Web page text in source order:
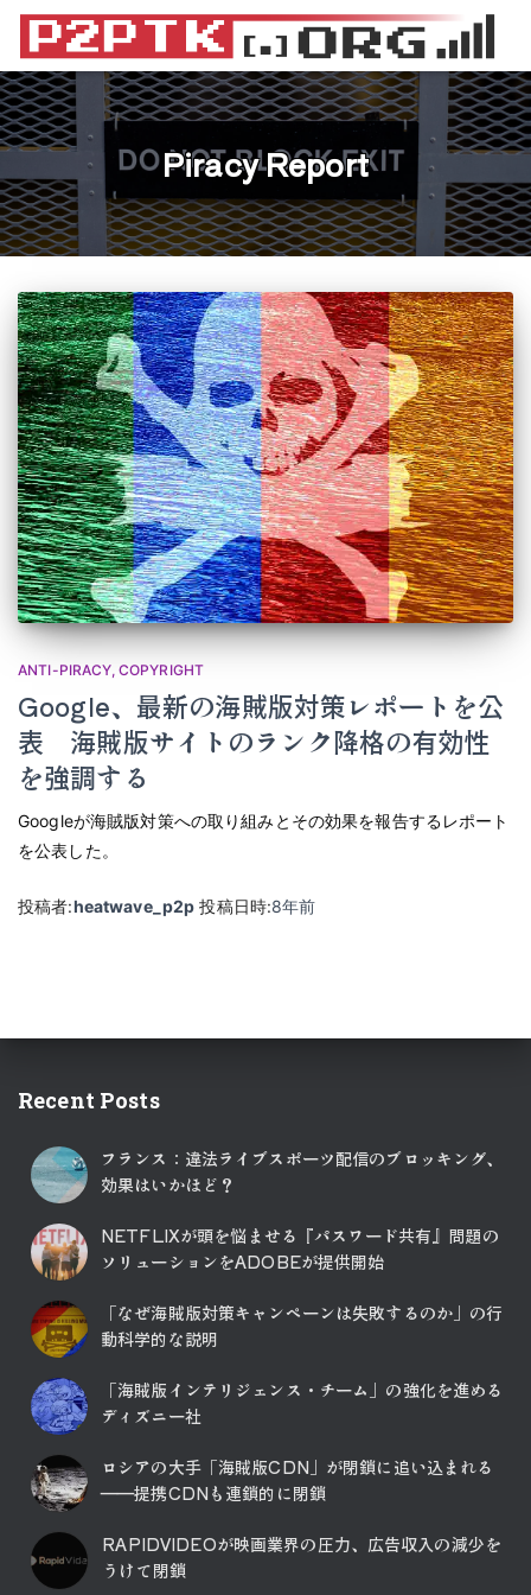
Piracy Report
ANTI-PIRACY COPYRIGHT
Google、最新の海賊版対策レポートを公
表 海賊版サイトのランク降格の有効性
を強調する
Googleが海賊版対策への取り組みとその効果を報告するレポート
を公表した。
投稿者:heatwave_p2p 投稿日時:8年前
Recent Posts
フランス：違法ライブスポーツ配信のブロッキング、
効果はいかほど？
NETFLIXが頭を悩ませる『パスワード共有』問題の
ソリューションをADOBEが提供開始
「なぜ海賊版対策キャンペーンは失敗するのか」の行
動科学的な説明
「海賊版インテリジェンス・チーム」の強化を進める
ディズニー社
ロシアの大手「海賊版CDN」が閉鎖に追い込まれる
――提携CDNも連鎖的に閉鎖
RAPIDVIDEOが映画業界の圧力、広告収入の減少を
うけて閉鎖